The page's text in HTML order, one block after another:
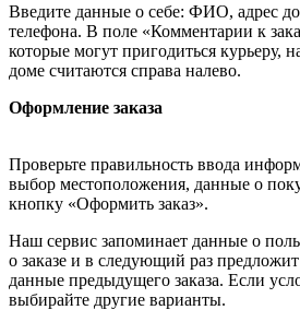
Введите данные о себе: ФИО, адрес
телефона. В поле «Комментарии к
которые могут пригодиться курьеру,
доме считаются справа налево.
Оформление заказа
Проверьте правильность ввода
выбор местоположения, данные о
кнопку «Оформить заказ».
Наш сервис запоминает данные о
о заказе и в следующий раз
данные предыдущего заказа. Если
выбирайте другие варианты.